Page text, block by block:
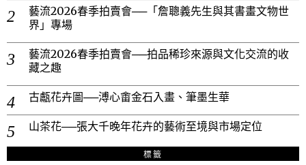
藝流2026春季拍賣會──「詹聰義先生與其書畫文物世
界」專場
藝流2026春季拍賣會──拍品稀珍來源與文化交流的收
藏之趣
古甗花卉圖──溥心畬金石入畫、筆墨生華
山茶花──張大千晚年花卉的藝術至境與市場定位
標籤